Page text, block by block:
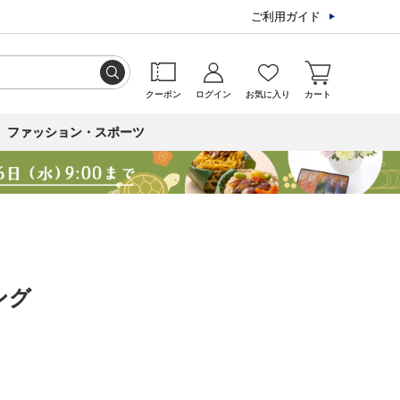
ご利用ガイド
クーポン ログイン お気に入り カート
ファッション・スポーツ
グ